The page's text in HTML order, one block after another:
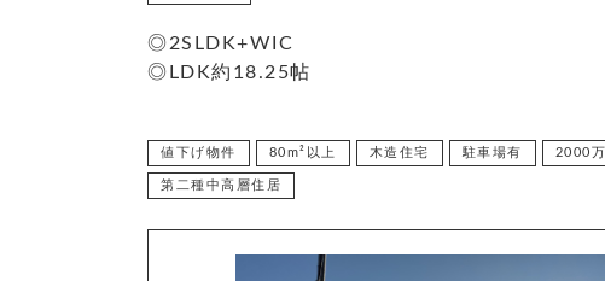
◎2SLDK+WIC
◎LDK約18.25帖
値下げ物件 80m²以上 木造住宅 駐車場有 2000
第二種中高層住居